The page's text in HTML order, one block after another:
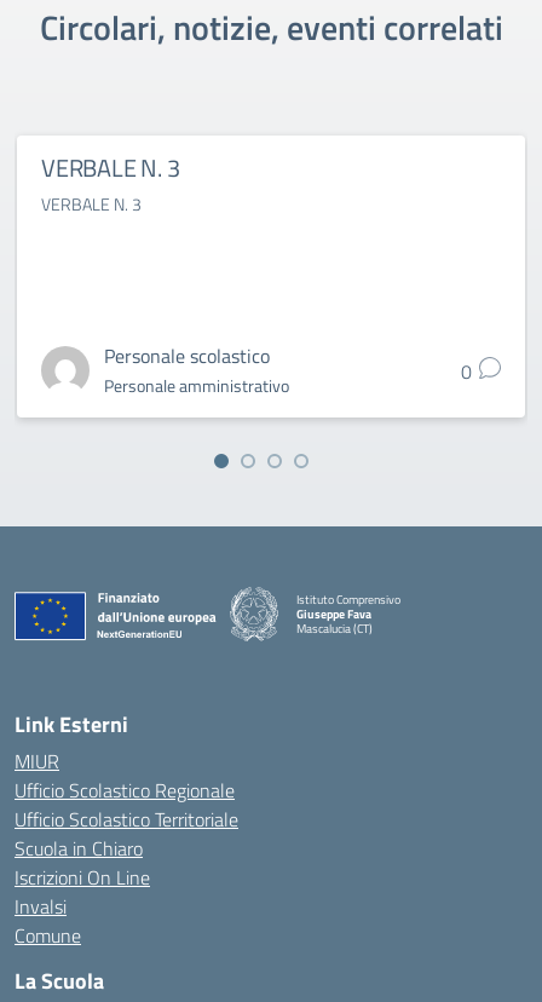
Circolari, notizie, eventi correlati
VERBALE N. 3
VERBALE N. 3
Personale scolastico
Personale amministrativo 0
Istituto Comprensivo
Giuseppe Fava
Mascalucia (CT)
Link Esterni
MIUR
Ufficio Scolastico Regionale
Ufficio Scolastico Territoriale
Scuola in Chiaro
Iscrizioni On Line
Invalsi
Comune
La Scuola